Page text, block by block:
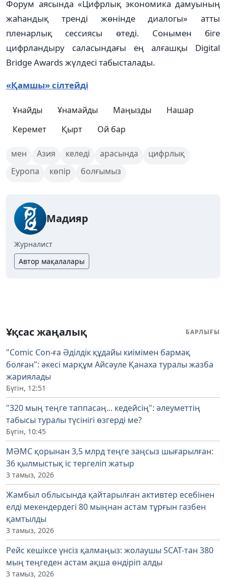
Форум аясында «Цифрлық экономика дамуының
жаһандық тренді жөнінде диалогы» атты
пленарлық сессиясы өтеді. Сонымен біге
цифрландыру саласындағы ең алғашқы Digital
Bridge Awards жүлдесі табысталады.
«Қамшы» сілтейді
Ұнайды Ұнамайды Маңызды
Нашар
Керемет
Қырт Ой бар
мен Азия келеді арасында
цифрлық
Еуропа
көпір болғымыз
Мадияр
Журналист
Автор мақалалары
Ұқсас жаңалық БАРЛЫҒЫ
"Comic Con-ға Әділдік құдайы киімімен бармақ
болған": әкесі марқұм Айсәуле Қанаха туралы жазба
жариялады
Бүгін, 12:51
"320 мың теңге таппасаң... кедейсің": әлеуметтің
табысы туралы түсінігі өзгерді ме?
Бүгін, 10:45
МӘМС қорынан 3,5 млрд теңге заңсыз шығарылған:
36 қылмыстық іс тергеліп жатыр
3 тамыз, 2026
Жамбыл облысында қайтарылған активтер есебінен
елді мекендердегі 80 мыңнан астам тұрғын газбен
қамтылды
3 тамыз, 2026
Рейс кешіксе үнсіз қалмаңыз: жолаушы SCAT-тан 380
мың теңгеден астам ақша өндіріп алды
3 тамыз, 2026